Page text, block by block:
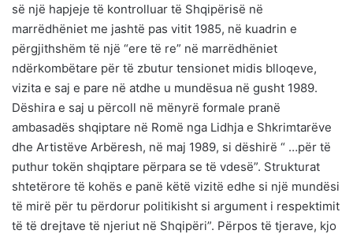
së një hapjeje të kontrolluar të Shqipërisë në
marrëdhëniet me jashtë pas vitit 1985, në kuadrin e
përgjithshëm të një “ere të re” në marrëdhëniet
ndërkombëtare për të zbutur tensionet midis blloqeve,
vizita e saj e pare në atdhe u mundësua në gusht 1989.
Dëshira e saj u përcoll në mënyrë formale pranë
ambasadës shqiptare në Romë nga Lidhja e Shkrimtarëve
dhe Artistëve Arbëresh, në maj 1989, si dëshirë “ …për të
puthur tokën shqiptare përpara se të vdesë”. Strukturat
shtetërore të kohës e panë këtë vizitë edhe si një mundësi
të mirë për tu përdorur politikisht si argument i respektimit
të të drejtave të njeriut në Shqipëri”. Përpos të tjerave, kjo